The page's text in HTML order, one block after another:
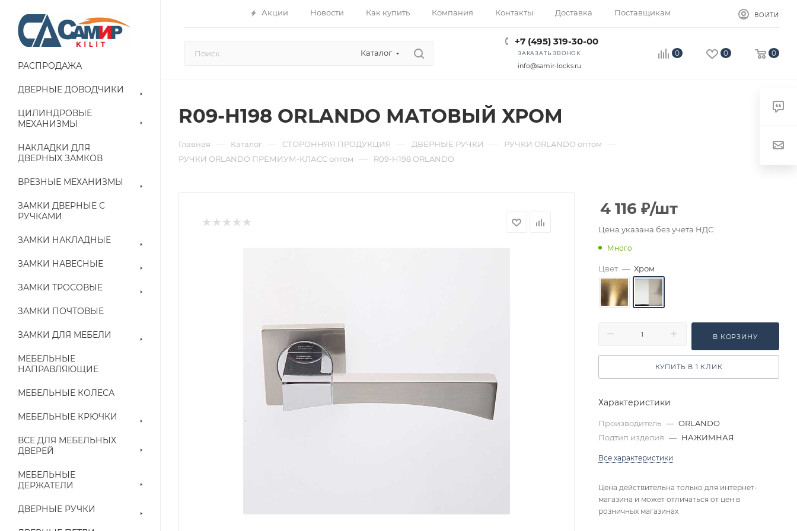
Акции Новости Как купить Компания Контакты Доставка Поставщикам ВОЙТИ
Каталог
+7 (495) 319-30-00
ЗАКАЗАТЬ ЗВОНОК
info@samir-locks.ru
0 0 0
РАСПРОДАЖА
ДВЕРНЫЕ ДОВОДЧИКИ
ЦИЛИНДРОВЫЕ
МЕХАНИЗМЫ
НАКЛАДКИ ДЛЯ
ДВЕРНЫХ ЗАМКОВ
ВРЕЗНЫЕ МЕХАНИЗМЫ
ЗАМКИ ДВЕРНЫЕ С
РУЧКАМИ
ЗАМКИ НАКЛАДНЫЕ
ЗАМКИ НАВЕСНЫЕ
ЗАМКИ ТРОСОВЫЕ
ЗАМКИ ПОЧТОВЫЕ
ЗАМКИ ДЛЯ МЕБЕЛИ
МЕБЕЛЬНЫЕ
НАПРАВЛЯЮЩИЕ
МЕБЕЛЬНЫЕ КОЛЕСА
МЕБЕЛЬНЫЕ КРЮЧКИ
ВСЕ ДЛЯ МЕБЕЛЬНЫХ
ДВЕРЕЙ
МЕБЕЛЬНЫЕ
ДЕРЖАТЕЛИ
ДВЕРНЫЕ РУЧКИ
R09-H198 ORLANDO МАТОВЫЙ ХРОМ
Главная — Каталог — СТОРОННЯЯ ПРОДУКЦИЯ — ДВЕРНЫЕ РУЧКИ — РУЧКИ ORLANDO оптом —
РУЧКИ ORLANDO ПРЕМИУМ-КЛАСС оптом — R09-H198 ORLANDO
4 116 ₽/шт
Цена указана без учета НДС
Много
Цвет — Хром
В КОРЗИНУ
КУПИТЬ В 1 КЛИК
Характеристики
Производитель — ORLANDO
Подтип изделия — НАЖИМНАЯ
Все характеристики
Цена действительна только для интернет-
магазина и может отличаться от цен в
розничных магазинах